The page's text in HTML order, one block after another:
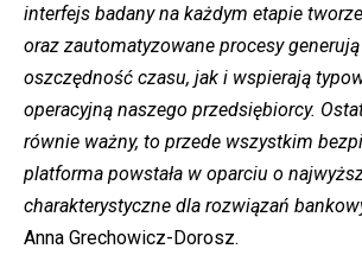
interfejs badany na każdym etapie
oraz zautomatyzowane procesy
oszczędność czasu, jak i wspierają
operacyjną naszego przedsiębiorcy.
równie ważny, to przede wszystkim
platforma powstała w oparciu o
charakterystyczne dla rozwiązań
Anna Grechowicz-Dorosz.